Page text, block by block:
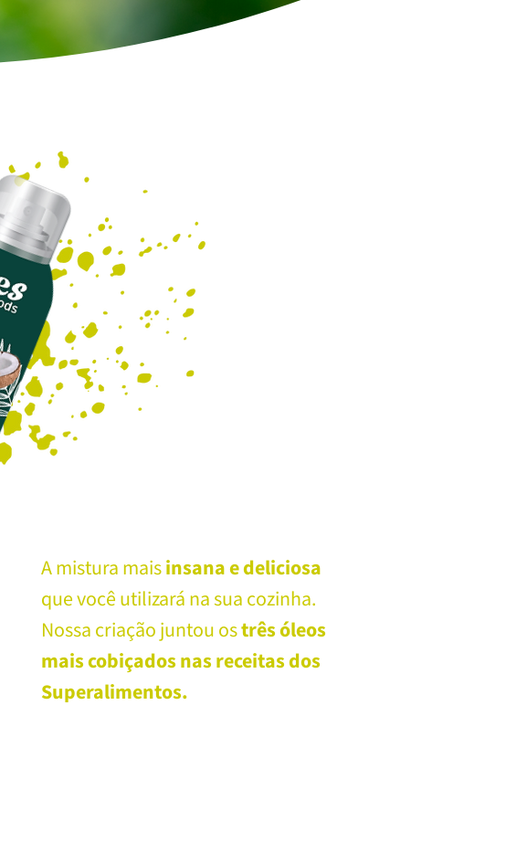
A mistura maisinsana e deliciosa
que você utilizará na sua cozinha.
Nossa criação juntou ostrês óleos
mais cobiçados nas receitas dos
Superalimentos.